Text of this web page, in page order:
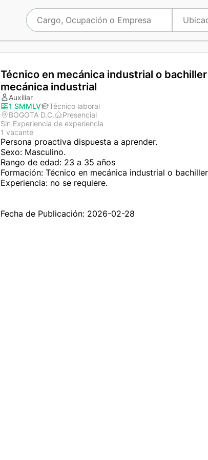
Técnico en mecánica industrial o
mecánica industrial
Auxiliar
1 SMMLV
Técnico laboral
BOGOTA D.C.
Presencial
Sin Experiencia de experiencia
1 vacante
Persona proactiva dispuesta a aprender.
Sexo: Masculino.
Rango de edad: 23 a 35 años
Formación: Técnico en mecánica industrial o
Experiencia: no se requiere.
Fecha de Publicación: 2026-02-28